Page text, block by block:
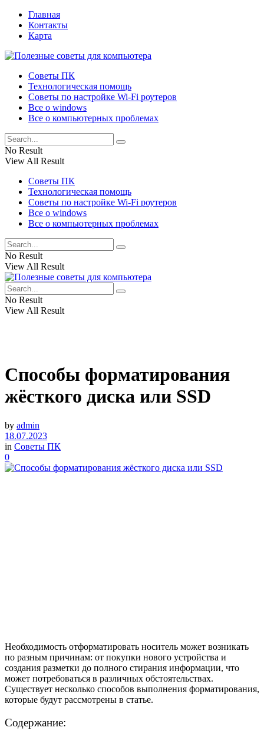
Главная
Контакты
Карта
Советы ПК
Технологическая помощь
Советы по настройке Wi-Fi роутеров
Все о windows
Все о компьютерных проблемах
No Result
View All Result
Советы ПК
Технологическая помощь
Советы по настройке Wi-Fi роутеров
Все о windows
Все о компьютерных проблемах
No Result
View All Result
No Result
View All Result
Способы форматирования
жёсткого диска или SSD
by admin
18.07.2023
in Советы ПК
0
Необходимость отформатировать носитель может возникать
по разным причинам: от покупки нового устройства и
создания разметки до полного стирания информации, что
может потребоваться в различных обстоятельствах.
Существует несколько способов выполнения форматирования,
которые будут рассмотрены в статье.
Содержание: